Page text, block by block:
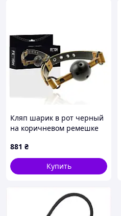
Кляп шарик в рот черный
на коричневом ремешке
Breathable Gag Talla
881 ₴
Купить